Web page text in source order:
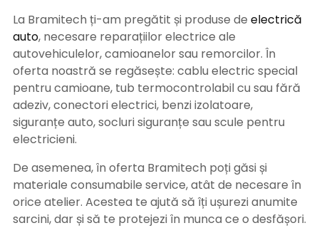
La Bramitech ți-am pregătit și produse de electrică
auto, necesare reparațiilor electrice ale
autovehiculelor, camioanelor sau remorcilor. În
oferta noastră se regăsește: cablu electric special
pentru camioane, tub termocontrolabil cu sau fără
adeziv, conectori electrici, benzi izolatoare,
siguranțe auto, socluri siguranțe sau scule pentru
electricieni.
De asemenea, în oferta Bramitech poți găsi și
materiale consumabile service, atât de necesare în
orice atelier. Acestea te ajută să îți ușurezi anumite
sarcini, dar și să te protejezi în munca ce o desfășori.